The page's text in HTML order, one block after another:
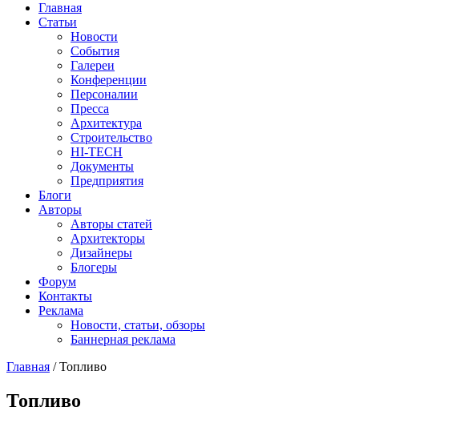
Главная
Статьи
Новости
События
Галереи
Конференции
Персоналии
Пресса
Архитектура
Строительство
HI-TECH
Документы
Предприятия
Блоги
Авторы
Авторы статей
Архитекторы
Дизайнеры
Блогеры
Форум
Контакты
Реклама
Новости, статьи, обзоры
Баннерная реклама
Главная / Топливо
Топливо